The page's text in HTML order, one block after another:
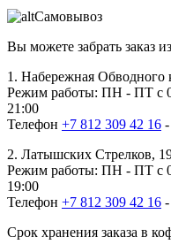
Самовывоз
Вы можете забрать заказ
1. Набережная Обводного
Режим работы: ПН - ПТ с
21:00
Телефон +7 812 309 42 16
2. Латышских Стрелков,
Режим работы: ПН - ПТ с
19:00
Телефон +7 812 309 42 16
Срок хранения заказа в